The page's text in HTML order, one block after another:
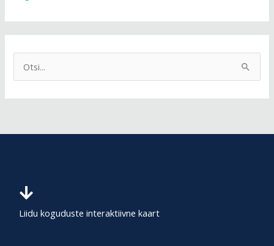
Liidu koguduste interaktiivne kaart